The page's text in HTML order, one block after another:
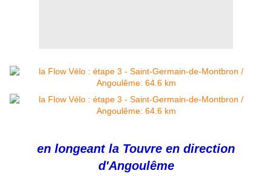
en longeant la Touvre en direction
d'Angoulême